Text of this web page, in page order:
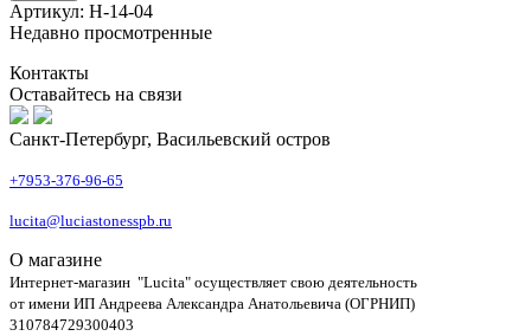
Артикул: Н-14-04
Недавно просмотренные
Контакты
Оставайтесь на связи
Санкт-Петербург, Васильевский остров
+7953-376-96-65
lucita@luciastonesspb.ru
О магазине
Интернет-магазин "Lucita" осуществляет свою деятельность
от имени ИП Андреева Александра Анатольевича (ОГРНИП)
310784729300403